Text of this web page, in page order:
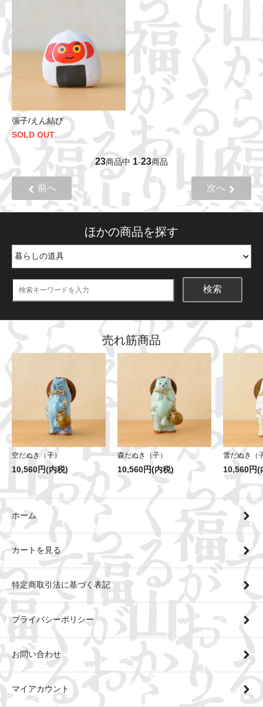
張子/えん結び
SOLD OUT
23商品中 1-23商品
前へ 次へ
ほかの商品を探す
検索
売れ筋商品
空だぬき（子）
10,560円(内税)
森だぬき（子）
10,560円(内税)
雪だぬき（
10,560円(
ホーム
カートを見る
特定商取引法に基づく表記
プライバシーポリシー
お問い合わせ
マイアカウント